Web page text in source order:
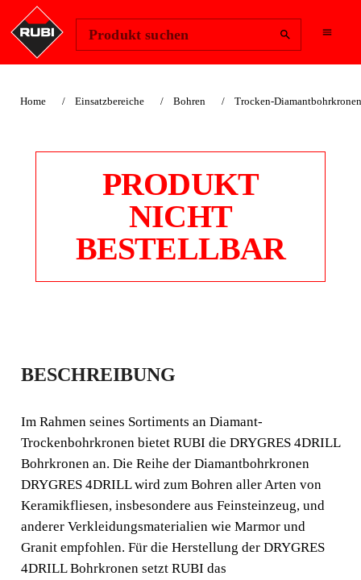
Produkt suchen
Home Einsatzbereiche Bohren Trocken-Diamantbohrkronen
PRODUKT
NICHT
BESTELLBAR
DIAMANTBOHRKR
ONEN DRYGRES
4DRILL
(DISCONTINUED)
Im Rahmen seines Sortiments an Diamant-
Trockenbohrkronen bietet RUBI die DRYGRES 4DRILL
Bohrkronen an.
BESCHREIBUNG
Im Rahmen seines Sortiments an Diamant-
Trockenbohrkronen bietet RUBI die DRYGRES 4DRILL
Bohrkronen an. Die Reihe der Diamantbohrkronen
DRYGRES 4DRILL wird zum Bohren aller Arten von
Keramikfliesen, insbesondere aus Feinsteinzeug, und
anderer Verkleidungsmaterialien wie Marmor und
Granit empfohlen. Für die Herstellung der DRYGRES
4DRILL Bohrkronen setzt RUBI das